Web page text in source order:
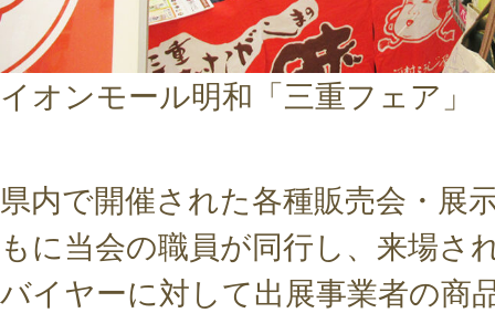
イオンモール明和「三重フェア」
県内で開催された各種販売会・展
もに当会の職員が同行し、来場さ
バイヤーに対して出展事業者の商